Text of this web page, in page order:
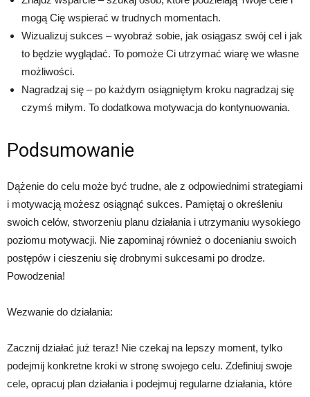
mogą Cię wspierać w trudnych momentach.
Wizualizuj sukces – wyobraź sobie, jak osiągasz swój cel i jak
to będzie wyglądać. To pomoże Ci utrzymać wiarę we własne
możliwości.
Nagradzaj się – po każdym osiągniętym kroku nagradzaj się
czymś miłym. To dodatkowa motywacja do kontynuowania.
Podsumowanie
Dążenie do celu może być trudne, ale z odpowiednimi strategiami
i motywacją możesz osiągnąć sukces. Pamiętaj o określeniu
swoich celów, stworzeniu planu działania i utrzymaniu wysokiego
poziomu motywacji. Nie zapominaj również o docenianiu swoich
postępów i cieszeniu się drobnymi sukcesami po drodze.
Powodzenia!
Wezwanie do działania:
Zacznij działać już teraz! Nie czekaj na lepszy moment, tylko
podejmij konkretne kroki w stronę swojego celu. Zdefiniuj swoje
cele, opracuj plan działania i podejmuj regularne działania, które